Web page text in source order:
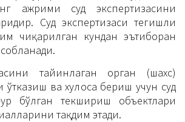
ажрими суд экспертизасини
Суд экспертизаси тегишли
чиқарилган кундан эътиборан
тайинлаган орган (шахс)
ва хулоса бериш учун суд
бўлган текшириш объектлари
тақдим этади.